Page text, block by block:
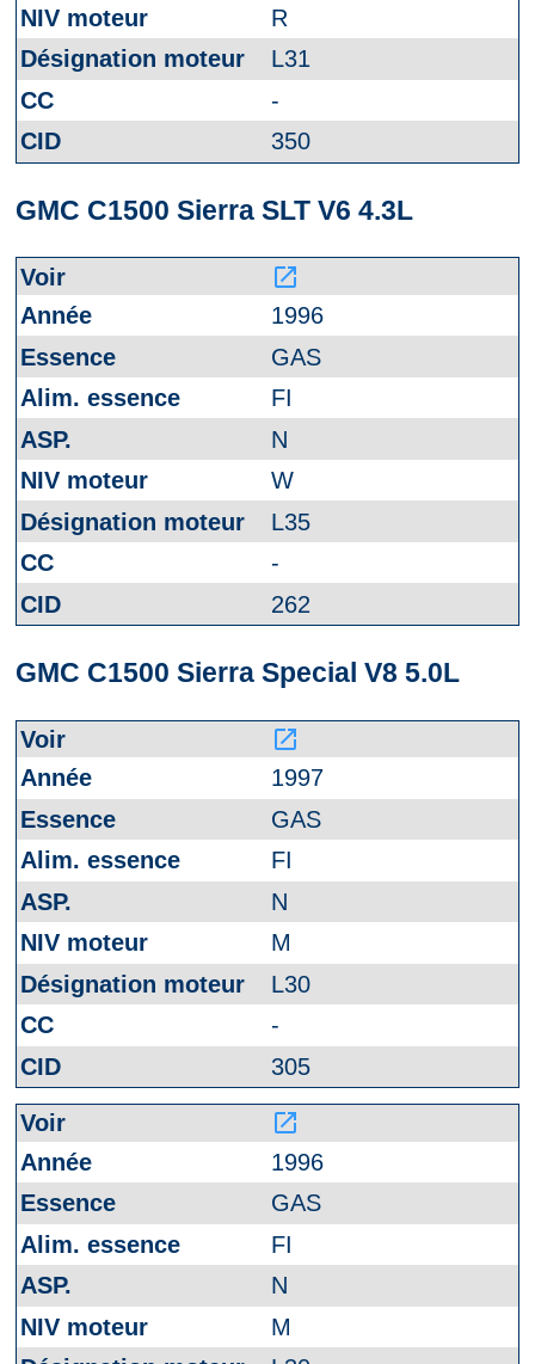
R
L31
-
350
GMC C1500 Sierra SLT V6 4.3L
launch
1996
GAS
FI
N
W
L35
-
262
GMC C1500 Sierra Special V8 5.0L
launch
1997
GAS
FI
N
M
L30
-
305
launch
1996
GAS
FI
N
M